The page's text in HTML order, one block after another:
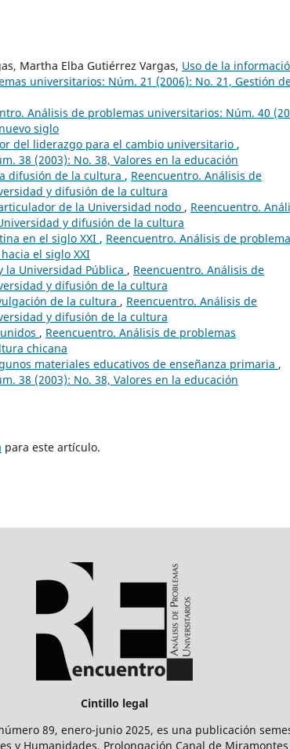
Martha Elba Gutiérrez Vargas, Uso de la
universitarios: Núm. 21 (2006): No. 21, Gestión
Análisis de problemas universitarios: Núm. 40
siglo
del liderazgo para el cambio universitario ,
38 (2003): No. 38, Valores en la educación
difusión de la cultura , Reencuentro. Análisis de
y difusión de la cultura
de la Universidad nodo , Reencuentro.
y difusión de la cultura
en el siglo XXI , Reencuentro. Análisis de
el siglo XXI
la Universidad Pública , Reencuentro. Análisis de
y difusión de la cultura
de la cultura , Reencuentro. Análisis de
y difusión de la cultura
, Reencuentro. Análisis de problemas
chicana
materiales educativos de enseñanza primaria ,
38 (2003): No. 38, Valores en la educación
para este artículo.
Cintillo legal
89, enero-junio 2025, es una publicación
y Humanidades. Prolongación Canal de Miramontes